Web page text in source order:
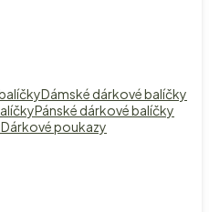
Dámské dárkové balíčky
Pánské dárkové balíčky
Dárkové poukazy